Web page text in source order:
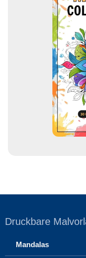
Druckbare
Mandalas